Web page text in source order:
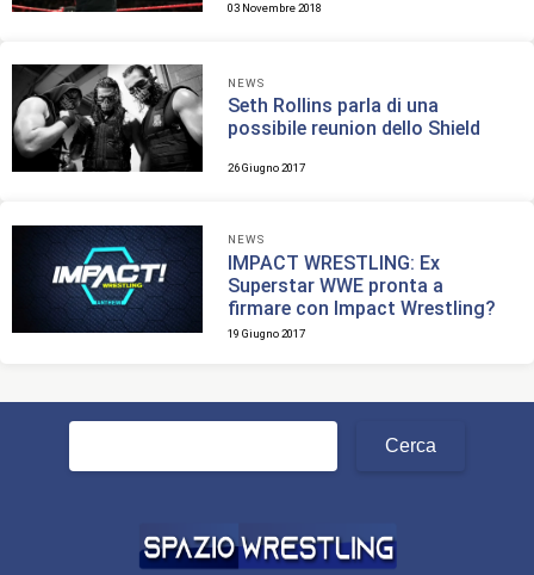
03 Novembre 2018
NEWS
Seth Rollins parla di una
possibile reunion dello Shield
26 Giugno 2017
NEWS
IMPACT WRESTLING: Ex
Superstar WWE pronta a
firmare con Impact Wrestling?
19 Giugno 2017
Ricerca